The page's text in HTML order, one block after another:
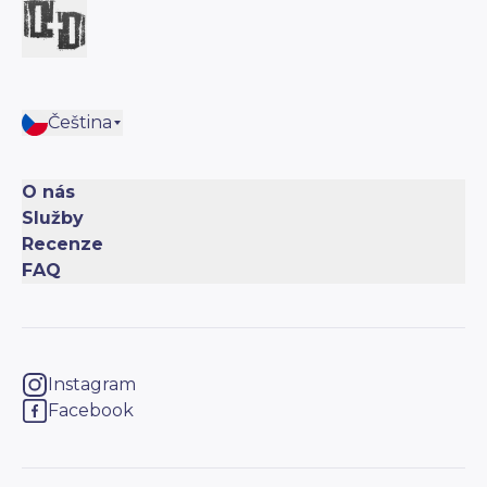
Čeština
O nás
Služby
Recenze
FAQ
Instagram
Facebook